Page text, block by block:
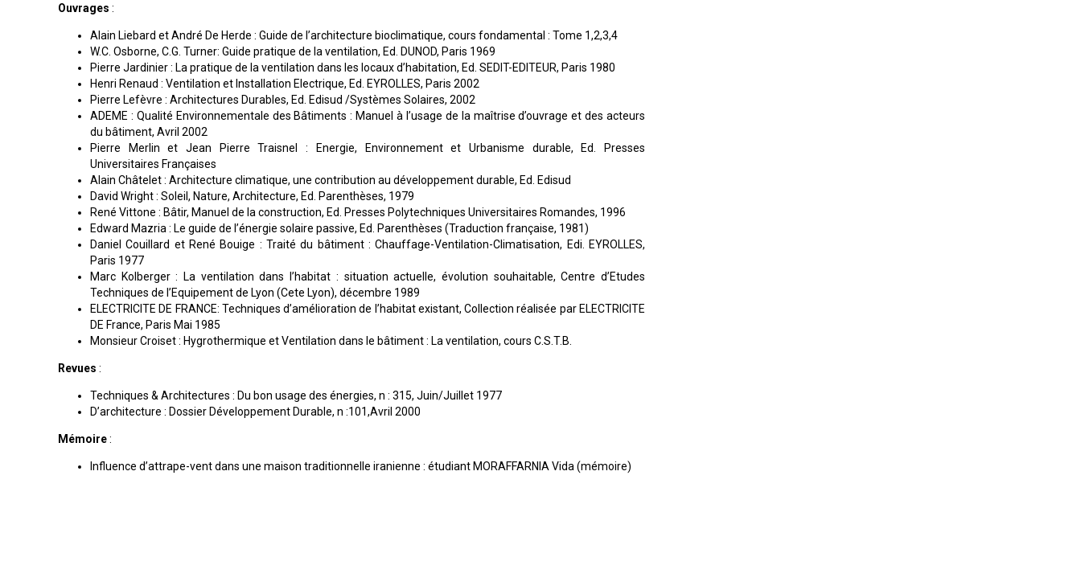
Ouvrages :
Alain Liebard et André De Herde : Guide de l’architecture bioclimatique, cours fondamental : Tome 1,2,3,4
W.C. Osborne, C.G. Turner: Guide pratique de la ventilation, Ed. DUNOD, Paris 1969
Pierre Jardinier : La pratique de la ventilation dans les locaux d’habitation, Ed. SEDIT-EDITEUR, Paris 1980
Henri Renaud : Ventilation et Installation Electrique, Ed. EYROLLES, Paris 2002
Pierre Lefèvre : Architectures Durables, Ed. Edisud /Systèmes Solaires, 2002
ADEME : Qualité Environnementale des Bâtiments : Manuel à l’usage de la maîtrise d’ouvrage et des acteurs
du bâtiment, Avril 2002
Pierre Merlin et Jean Pierre Traisnel : Energie, Environnement et Urbanisme durable, Ed. Presses
Universitaires Françaises
Alain Châtelet : Architecture climatique, une contribution au développement durable, Ed. Edisud
David Wright : Soleil, Nature, Architecture, Ed. Parenthèses, 1979
René Vittone : Bâtir, Manuel de la construction, Ed. Presses Polytechniques Universitaires Romandes, 1996
Edward Mazria : Le guide de l’énergie solaire passive, Ed. Parenthèses (Traduction française, 1981)
Daniel Couillard et René Bouige : Traité du bâtiment : Chauffage-Ventilation-Climatisation, Edi. EYROLLES,
Paris 1977
Marc Kolberger : La ventilation dans l’habitat : situation actuelle, évolution souhaitable, Centre d’Etudes
Techniques de l’Equipement de Lyon (Cete Lyon), décembre 1989
ELECTRICITE DE FRANCE: Techniques d’amélioration de l’habitat existant, Collection réalisée par ELECTRICITE
DE France, Paris Mai 1985
Monsieur Croiset : Hygrothermique et Ventilation dans le bâtiment : La ventilation, cours C.S.T.B.
Revues :
Techniques & Architectures : Du bon usage des énergies, n : 315, Juin/Juillet 1977
D’architecture : Dossier Développement Durable, n :101,Avril 2000
Mémoire:
Influence d’attrape-vent dans une maison traditionnelle iranienne : étudiant MORAFFARNIA Vida (mémoire)